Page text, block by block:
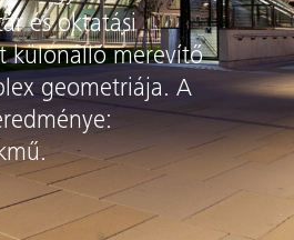
és oktatási
különálló merevítő
geometriája. A